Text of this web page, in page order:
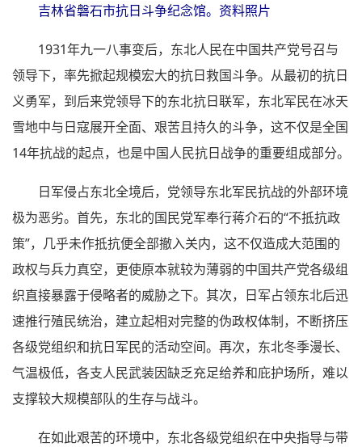
吉林省磐石市抗日斗争纪念馆。资料照片
1931年九一八事变后，东北人民在中国共产党号召与
领导下，率先掀起规模宏大的抗日救国斗争。从最初的抗日
义勇军，到后来党领导下的东北抗日联军，东北军民在冰天
雪地中与日寇展开全面、艰苦且持久的斗争，这不仅是全国
14年抗战的起点，也是中国人民抗日战争的重要组成部分。
日军侵占东北全境后，党领导东北军民抗战的外部环境
极为恶劣。首先，东北的国民党军奉行蒋介石的“不抵抗政
策”，几乎未作抵抗便全部撤入关内，这不仅造成大范围的
政权与兵力真空，更使原本就较为薄弱的中国共产党各级组
织直接暴露于侵略者的威胁之下。其次，日军占领东北后迅
速推行殖民统治，建立起相对完整的伪政权体制，不断挤压
各级党组织和抗日军民的活动空间。再次，东北冬季漫长、
气温极低，各支人民武装因缺乏充足给养和庇护场所，难以
支撑较大规模部队的生存与战斗。
在如此艰苦的环境中，东北各级党组织在中央指导与带